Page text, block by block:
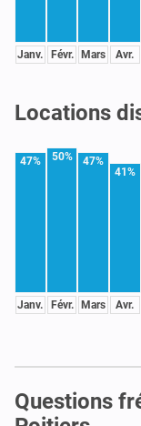
Janv. Févr. Mars Avr.
Locations
47%
Janv.
50%
Févr.
47%
Mars
41%
Avr.
Questions